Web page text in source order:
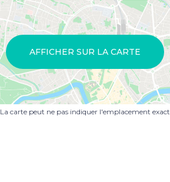
AFFICHER SUR LA CARTE
La carte peut ne pas indiquer l'emplacement exact